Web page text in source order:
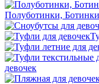
Полуботинки,
девочек